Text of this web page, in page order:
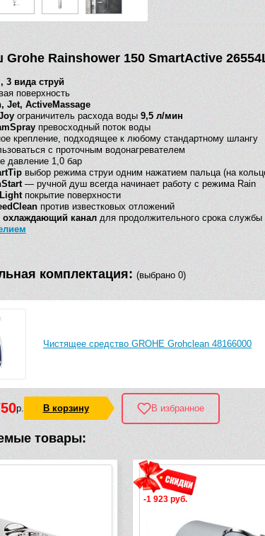
Grohe Rainshower 150 SmartActive
3 вида струй
поверхность
Jet, ActiveMassage
ограничитель расхода воды 9,5 л/мин
превосходный поток воды
крепление, подходящее к любому стандартному шлангу
с проточным водонагревателем
давление 1,0 бар
выбор режима струи одним нажатием пальца (на
— ручной душ всегда начинает работу с режима Rain
покрытие поверхности
против известковых отложений
охлаждающий канал для продолжительного срока службы
комплектация: (выбрано 0)
Чистящее средство GROHE Grohclean 48166000
р. В корзину В избранное
товары: